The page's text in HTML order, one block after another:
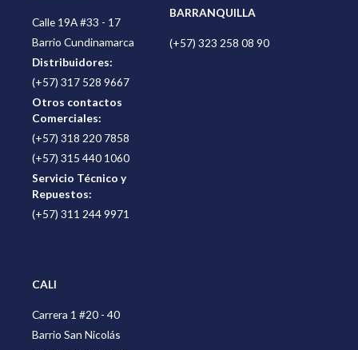
Calle 19A #33 - 17
Barrio Cundinamarca
Distribuidores:
(+57) 317 528 9667
Otros contactos
Comerciales:
(+57) 318 220 7858
(+57) 315 440 1060
Servicio Técnico y
Repuestos:
(+57) 311 244 9971
BARRANQUILLA
(+57) 323 258 08 90
CALI
Carrera 1 #20 - 40
Barrio San Nicolás